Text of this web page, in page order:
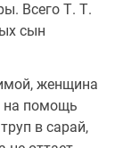
Всего Т. Т.
сын
женщина
на помощь
в сарай,